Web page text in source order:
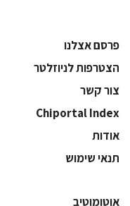
פרסם אצלנו
הצטרפות לניוזלטר
צור קשר
Chiportal Index
אודות
תנאי שימוש
אוטומוטיב